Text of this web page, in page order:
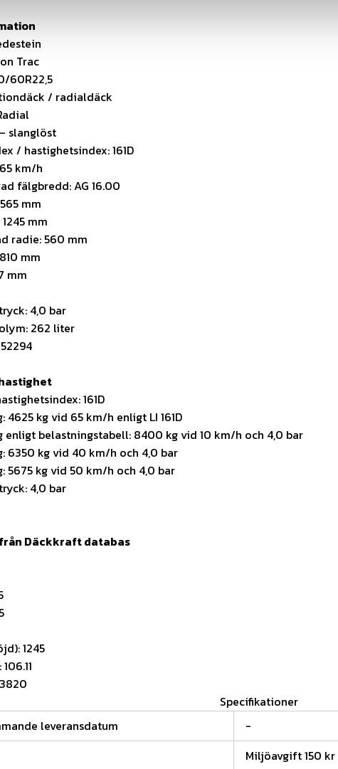
Trac
60R22,5
/ radialdäck
slanglöst
/ hastighetsindex: 161D
km/h
fälgbredd: AG 16.00
mm
mm
radie: 560 mm
mm
mm
4,0 bar
262 liter
161D
4625 kg vid 65 km/h enligt LI 161D
enligt belastningstabell: 8400 kg vid 10 km/h och 4,0 bar
6350 kg vid 40 km/h och 4,0 bar
5675 kg vid 50 km/h och 4,0 bar
4,0 bar
Däckkraft databas
1245
Specifikationer
leveransdatum
-
Miljöavgift 150